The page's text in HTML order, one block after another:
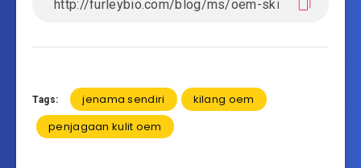
Tags: jenama sendiri
kilang oem
penjagaan kulit oem